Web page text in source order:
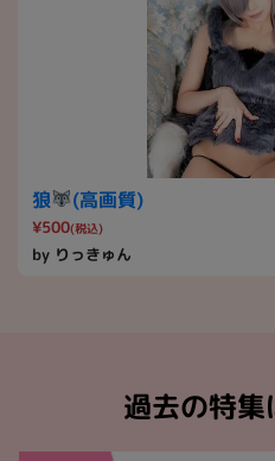
狼 (高画質)
¥500(税込)
by りっきゅん
過去の特集